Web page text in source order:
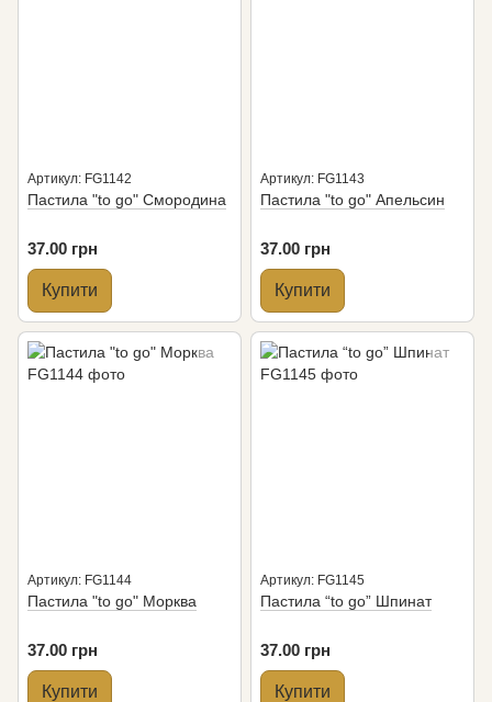
Артикул: FG1142
Пастила "to go" Смородина
37.00 грн
Купити
Артикул: FG1143
Пастила "to go" Апельсин
37.00 грн
Купити
Артикул: FG1144
Пастила "to go" Морква
37.00 грн
Купити
Артикул: FG1145
Пастила “to go” Шпинат
37.00 грн
Купити